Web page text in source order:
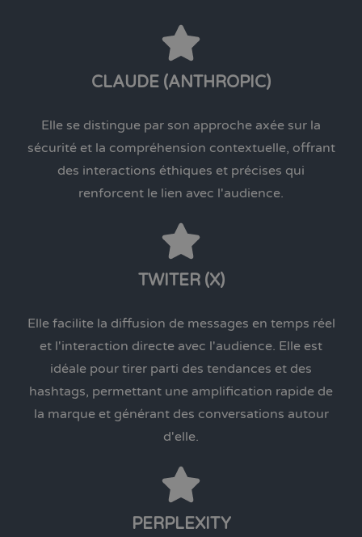
CLAUDE (ANTHROPIC)
Elle se distingue par son approche axée sur la
sécurité et la compréhension contextuelle, offrant
des interactions éthiques et précises qui
renforcent le lien avec l'audience.
TWITER (X)
Elle facilite la diffusion de messages en temps réel
et l'interaction directe avec l'audience. Elle est
idéale pour tirer parti des tendances et des
hashtags, permettant une amplification rapide de
la marque et générant des conversations autour
d'elle.
PERPLEXITY